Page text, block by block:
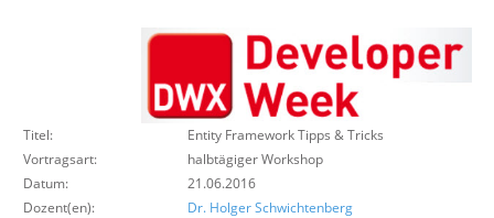
Wissen
Über uns
Titel:
Entity Framework Tipps & Tricks
Vortragsart:
halbtägiger Workshop
Datum:
21.06.2016
Dozent(en):
Dr. Holger Schwichtenberg